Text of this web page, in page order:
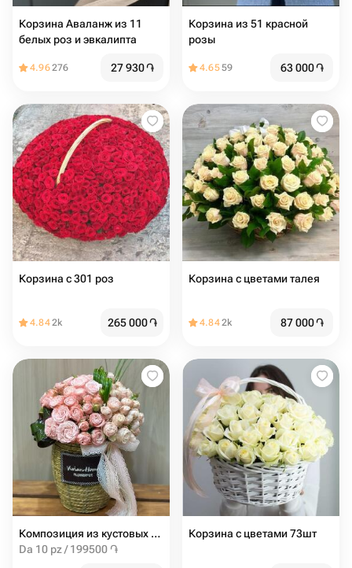
Корзина Аваланж из 11
белых роз и эвкалипта
4.96276 27 930֏
Корзина из 51 красной
розы
4.6559 63 000֏
Корзина с 301 роз
4.842k 265 000֏
Корзина с цветами талея
4.842k 87 000֏
Композиция из кустовых пионовидных роз в корзинке
Da 10 pz / 199500 ֏
Корзина с цветами 73шт